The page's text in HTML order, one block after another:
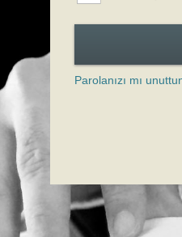
Parolanızı mı